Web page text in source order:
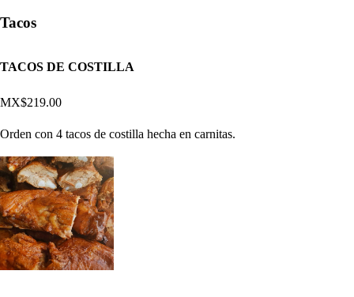
Tacos
TACOS DE COSTILLA
MX$219.00
Orden con 4 tacos de costilla hecha en carnitas.